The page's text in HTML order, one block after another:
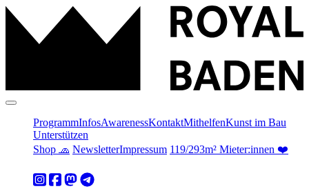
ProgrammInfosAwarenessKontaktMithelfenKunst im Bau
Unterstützen
Shop 🧢 NewsletterImpressum 119/293m² Mieter:innen ❤️